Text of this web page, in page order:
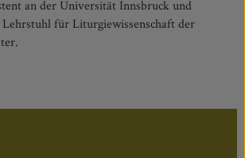
an der Universität Innsbruck und
für Liturgiewissenschaft der